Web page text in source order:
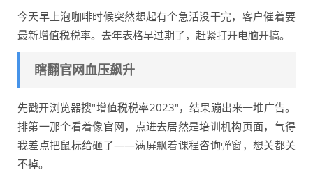
今天早上泡咖啡时候突然想起有个急活没干完，客户催着要
最新增值税税率。去年表格早过期了，赶紧打开电脑开搞。
瞎翻官网血压飙升
先戳开浏览器搜"增值税税率2023"，结果蹦出来一堆广告。
排第一那个看着像官网，点进去居然是培训机构页面，气得
我差点把鼠标给砸了——满屏飘着课程咨询弹窗，想关都关
不掉。